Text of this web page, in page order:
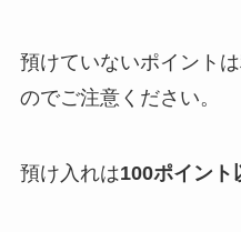
預けていないポイント
のでご注意ください。
預け入れは100ポイント